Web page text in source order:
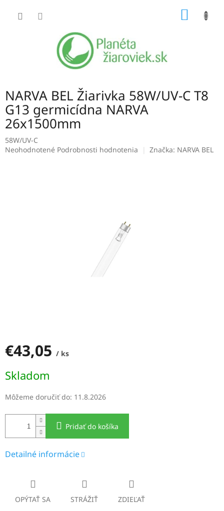
NARVA BEL Žiarivka 58W/UV-C T8
G13 germicídna NARVA
26x1500mm
58W/UV-C
Priemerné
Neohodnotené Podrobnosti hodnotenia Značka: NARVA BEL
€43,05 / ks
cena:
Skladom
Môžeme doručiť do: 11.8.2026
Pridať do košíka
Detailné informácie
OPÝTAŤ SA STRÁŽIŤ ZDIEĽAŤ